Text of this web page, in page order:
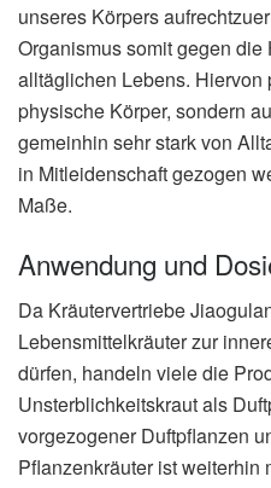
unseres Körpers
Organismus somit gegen
alltäglichen Lebens. Hiervon
physische Körper, sondern
gemeinhin sehr stark von
in Mitleidenschaft gezogen
Maße.
Anwendung und
Da Kräutervertriebe
Lebensmittelkräuter zur
dürfen, handeln viele die
Unsterblichkeitskraut als
vorgezogener Duftpflanzen
Pflanzenkräuter ist weiterhin